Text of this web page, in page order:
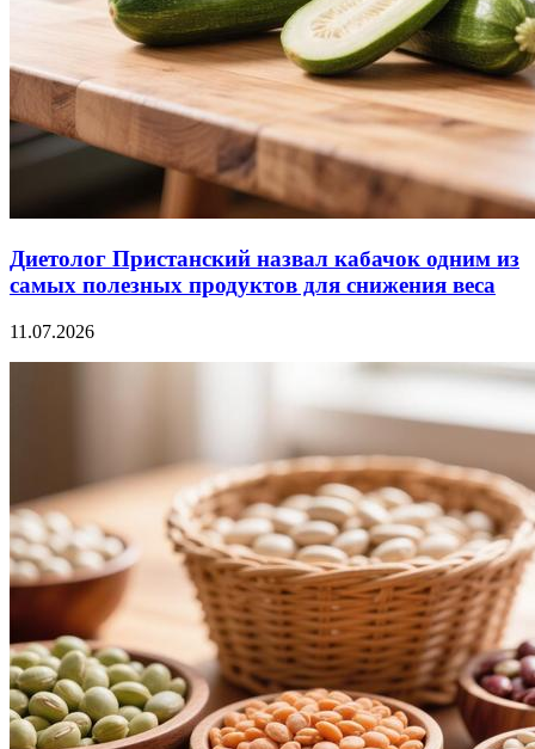
Диетолог Пристанский назвал кабачок одним из
самых полезных продуктов для снижения веса
11.07.2026